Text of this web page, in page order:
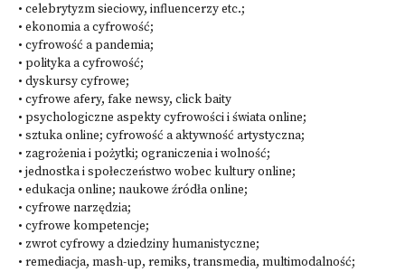
• celebrytyzm sieciowy, influencerzy etc.;
• ekonomia a cyfrowość;
• cyfrowość a pandemia;
• polityka a cyfrowość;
• dyskursy cyfrowe;
• cyfrowe afery, fake newsy, click baity
• psychologiczne aspekty cyfrowości i świata online;
• sztuka online; cyfrowość a aktywność artystyczna;
• zagrożenia i pożytki; ograniczenia i wolność;
• jednostka i społeczeństwo wobec kultury online;
• edukacja online; naukowe źródła online;
• cyfrowe narzędzia;
• cyfrowe kompetencje;
• zwrot cyfrowy a dziedziny humanistyczne;
• remediacja, mash-up, remiks, transmedia, multimodalność;